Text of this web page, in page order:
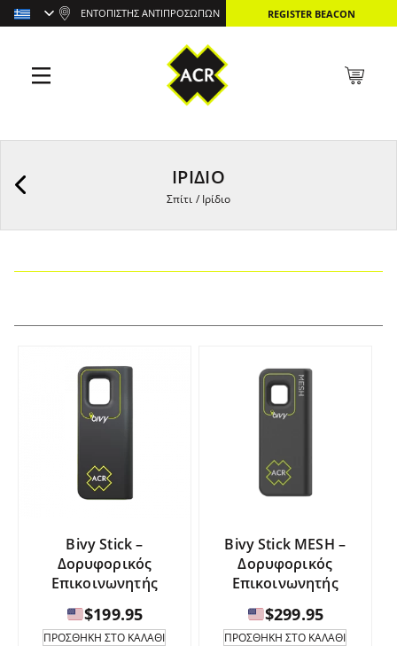
ΙΡΊΔΙΟ
Σπίτι /Ιρίδιο
Bivy Stick –
Δορυφορικός
Επικοινωνητής
$199.95
ΠΡΟΣΘΉΚΗ ΣΤΟ ΚΑΛΆΘΙ
Bivy Stick MESH –
Δορυφορικός
Επικοινωνητής
$299.95
ΠΡΟΣΘΉΚΗ ΣΤΟ ΚΑΛΆΘΙ
ΕΝΤΟΠΙΣΤΉΣ ΑΝΤΙΠΡΟΣΏΠΩΝ REGISTER BEACON